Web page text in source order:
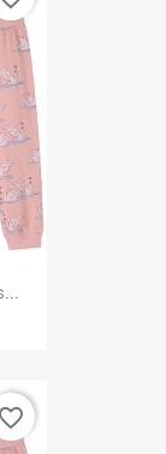
favorite_border